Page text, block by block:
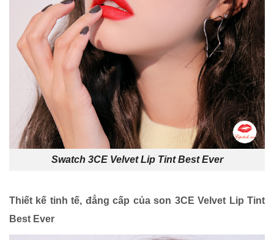
Swatch 3CE Velvet Lip Tint Best Ever
Thiết kế tinh tế, đẳng cấp của son 3CE Velvet Lip Tint
Best Ever